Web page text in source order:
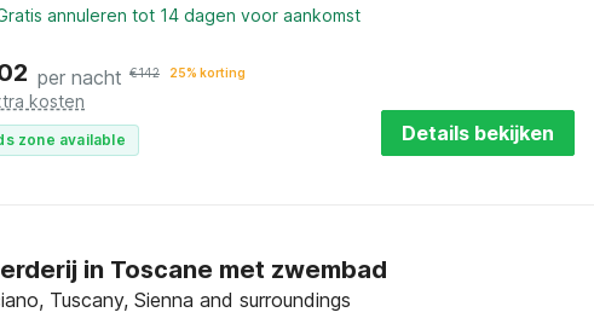
annuleren tot 14 dagen voor aankomst
per nacht €142 25% korting
kosten
zone available Details bekijken
in Toscane met zwembad
Tuscany, Sienna and surroundings